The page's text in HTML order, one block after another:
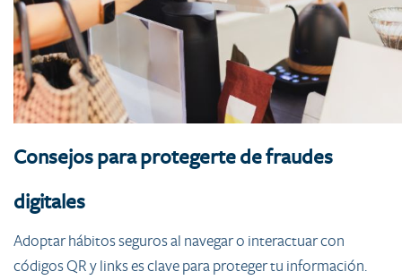
Consejos para protegerte de fraudes
digitales
Adoptar hábitos seguros al navegar o interactuar con
códigos QR y links es clave para proteger tu información.